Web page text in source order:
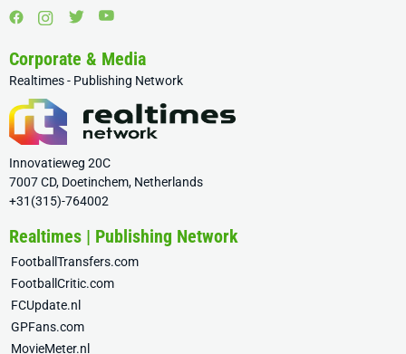
Corporate & Media
Realtimes - Publishing Network
Innovatieweg 20C
7007 CD, Doetinchem, Netherlands
+31(315)-764002
Realtimes | Publishing Network
FootballTransfers.com
FootballCritic.com
FCUpdate.nl
GPFans.com
MovieMeter.nl